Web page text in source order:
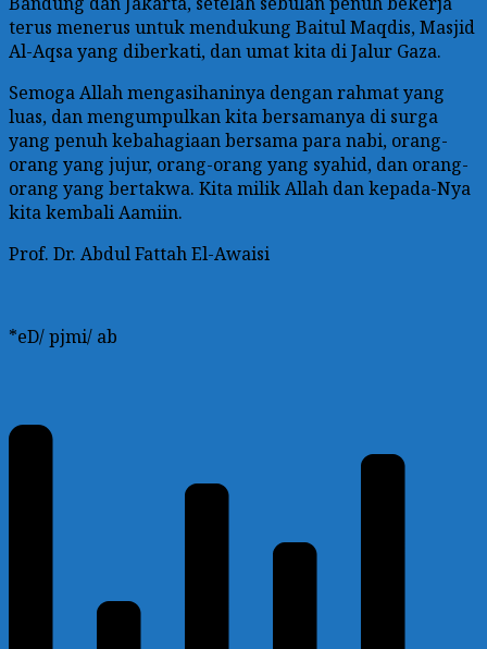
terus menerus untuk mendukung Baitul Maqdis, Masjid
Al-Aqsa yang diberkati, dan umat kita di Jalur Gaza.
Semoga Allah mengasihaninya dengan rahmat yang
luas, dan mengumpulkan kita bersamanya di surga
yang penuh kebahagiaan bersama para nabi, orang-
orang yang jujur, orang-orang yang syahid, dan orang-
orang yang bertakwa. Kita milik Allah dan kepada-Nya
kita kembali Aamiin.
Prof. Dr. Abdul Fattah El-Awaisi
*eD/ pjmi/ ab